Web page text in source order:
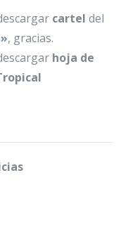
cartel del
, gracias.
hoja de